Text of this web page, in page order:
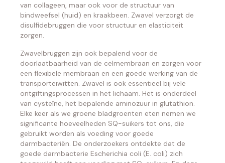
van collageen, maar ook voor de structuur van
bindweefsel (huid) en kraakbeen. Zwavel verzorgt de
disulfidebruggen die voor structuur en elasticiteit
zorgen.
Zwavelbruggen zijn ook bepalend voor de
doorlaatbaarheid van de celmembraan en zorgen voor
een flexibele membraan en een goede werking van de
transporteiwitten. Zwavel is ook essentieel bij vele
ontgiftingsprocessen in het lichaam. Het is onderdeel
van cysteïne, het bepalende aminozuur in glutathion.
Elke keer als we groene bladgroenten eten nemen we
significante hoeveelheden SQ-suikers tot ons, die
gebruikt worden als voeding voor goede
darmbacteriën. De onderzoekers ontdekte dat de
goede darmbacterie Escherichia coli (E. coli) zich